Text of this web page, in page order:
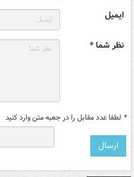
ایمیل
نظر شما *
* لطفا عدد مقابل را در جعبه متن وارد کنید